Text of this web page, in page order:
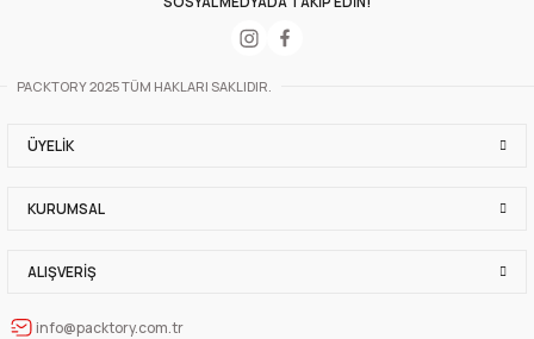
PACKTORY 2025 TÜM HAKLARI SAKLIDIR.
info@packtory.com.tr
ÜYELIK
KURUMSAL
ALIŞVERIŞ